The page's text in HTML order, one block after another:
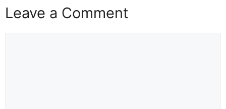
Leave a Comment